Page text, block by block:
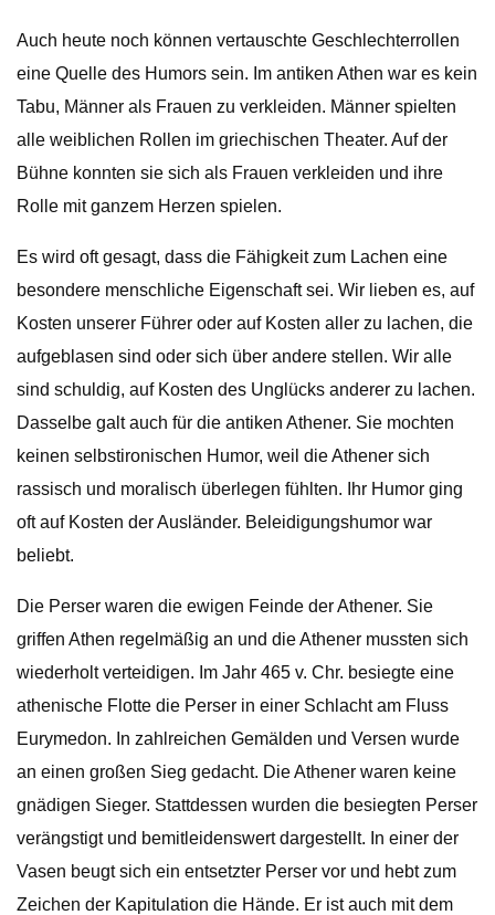
Auch heute noch können vertauschte Geschlechterrollen
eine Quelle des Humors sein. Im antiken Athen war es kein
Tabu, Männer als Frauen zu verkleiden. Männer spielten
alle weiblichen Rollen im griechischen Theater. Auf der
Bühne konnten sie sich als Frauen verkleiden und ihre
Rolle mit ganzem Herzen spielen.
Es wird oft gesagt, dass die Fähigkeit zum Lachen eine
besondere menschliche Eigenschaft sei. Wir lieben es, auf
Kosten unserer Führer oder auf Kosten aller zu lachen, die
aufgeblasen sind oder sich über andere stellen. Wir alle
sind schuldig, auf Kosten des Unglücks anderer zu lachen.
Dasselbe galt auch für die antiken Athener. Sie mochten
keinen selbstironischen Humor, weil die Athener sich
rassisch und moralisch überlegen fühlten. Ihr Humor ging
oft auf Kosten der Ausländer. Beleidigungshumor war
beliebt.
Die Perser waren die ewigen Feinde der Athener. Sie
griffen Athen regelmäßig an und die Athener mussten sich
wiederholt verteidigen. Im Jahr 465 v. Chr. besiegte eine
athenische Flotte die Perser in einer Schlacht am Fluss
Eurymedon. In zahlreichen Gemälden und Versen wurde
an einen großen Sieg gedacht. Die Athener waren keine
gnädigen Sieger. Stattdessen wurden die besiegten Perser
verängstigt und bemitleidenswert dargestellt. In einer der
Vasen beugt sich ein entsetzter Perser vor und hebt zum
Zeichen der Kapitulation die Hände. Er ist auch mit dem